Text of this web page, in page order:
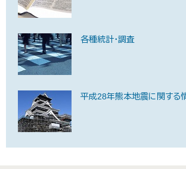
各種統計・調査
平成28年熊本地震に関する